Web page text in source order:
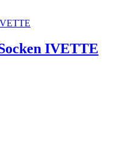
IVETTE